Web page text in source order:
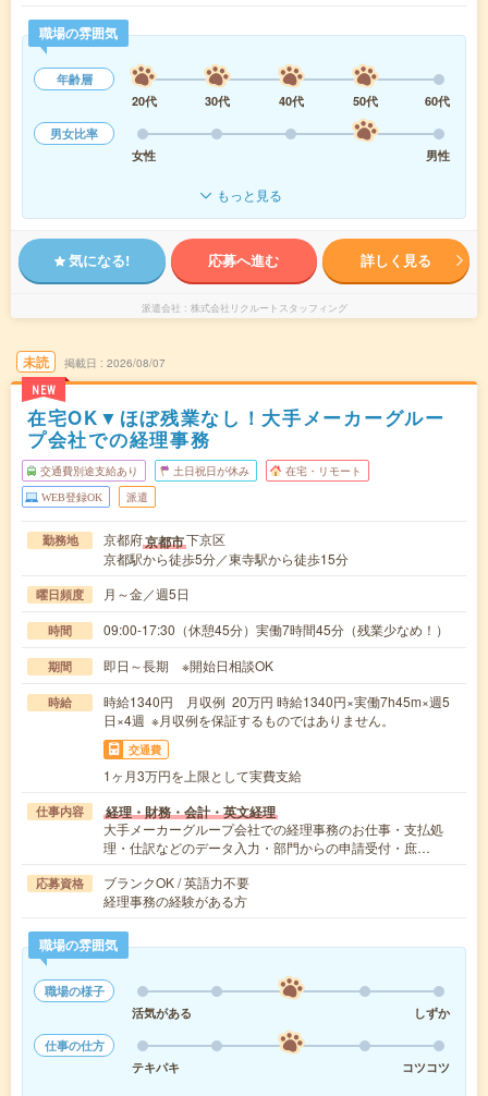
職場の雰囲気
年齢層
20代
30代 40代 50代
60代
男女比率
女性
男性
もっと見る
気になる! 応募へ進む 詳しく見る
派遣会社 株式会社リクルートスタッフィング
未読
NEW
掲載日 2026/08/07
在宅OK▼ほぼ残業なし！大手メーカーグルー
プ会社での経理事務
交通費別途支給あり 土日祝日が休み 在宅・リモート
WEB登録OK 派遣
勤務地 京都府京都市下京区
京都駅から徒歩5分／東寺駅から徒歩15分
曜日頻度 月～金／週5日
時間 09:00-17:30（休憩45分）実働7時間45分（残業少なめ！）
期間 即日～長期 ※開始日相談OK
時給
時給1340円 月収例 20万円 時給1340円×実働7h45m×週5
日×4週 ※月収例を保証するものではありません。
交通費
1ヶ月3万円を上限として実費支給
仕事内容 経理・財務・会計・英文経理
大手メーカーグループ会社での経理事務のお仕事・支払処
理・仕訳などのデータ入力・部門からの申請受付・庶…
応募資格
ブランクOK / 英語力不要
経理事務の経験がある方
職場の雰囲気
職場の様子
活気がある
しずか
仕事の仕方
テキパキ
コツコツ